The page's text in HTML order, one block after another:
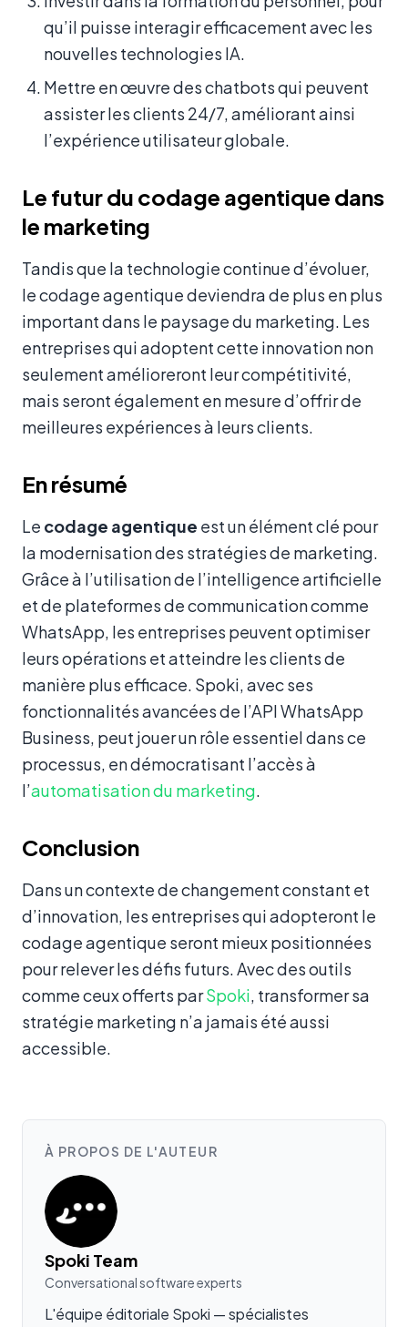
qu’il puisse interagir efficacement avec les
nouvelles technologies IA.
Mettre en œuvre des chatbots qui peuvent
assister les clients 24/7, améliorant ainsi
l’expérience utilisateur globale.
Le futur du codage agentique dans
le marketing
Tandis que la technologie continue d’évoluer,
le codage agentique deviendra de plus en plus
important dans le paysage du marketing. Les
entreprises qui adoptent cette innovation non
seulement amélioreront leur compétitivité,
mais seront également en mesure d’offrir de
meilleures expériences à leurs clients.
En résumé
Le codage agentique est un élément clé pour
la modernisation des stratégies de marketing.
Grâce à l’utilisation de l’intelligence artificielle
et de plateformes de communication comme
WhatsApp, les entreprises peuvent optimiser
leurs opérations et atteindre les clients de
manière plus efficace. Spoki, avec ses
fonctionnalités avancées de l’API WhatsApp
Business, peut jouer un rôle essentiel dans ce
processus, en démocratisant l’accès à
l’automatisation du marketing.
Conclusion
Dans un contexte de changement constant et
d’innovation, les entreprises qui adopteront le
codage agentique seront mieux positionnées
pour relever les défis futurs. Avec des outils
comme ceux offerts parSpoki, transformer sa
stratégie marketing n’a jamais été aussi
accessible.
À PROPOS DE L'AUTEUR
Spoki Team
Conversational software experts
L'équipe éditoriale Spoki — spécialistes